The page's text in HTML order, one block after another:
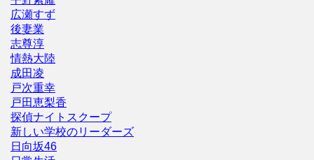
広瀬すず
後妻業
志尊淳
情熱大陸
成田凌
戸次重幸
戸田恵梨香
探偵ナイトスクープ
新しい学校のリーダーズ
日向坂46